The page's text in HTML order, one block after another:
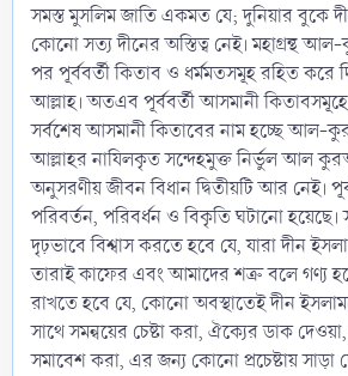
সমস্ত মুসলিম জাতি একমত যে; দুনিয়ার বুকে
কোনো সত্য দীনের অস্তিত্ব নেই। মহাগ্রন্থ
পর পূর্ববর্তী কিতাব ও ধর্মমতসমূহ রহিত করে
আল্লাহ। অতএব পূর্ববর্তী আসমানী
সর্বশেষ আসমানী কিতাবের নাম হচ্ছে
আল্লাহর নাযিলকৃত সন্দেহমুক্ত নির্ভুল আল
অনুসরণীয় জীবন বিধান দ্বিতীয়টি আর নেই।
পরিবর্তন, পরিবর্ধন ও বিকৃতি ঘটানো
দৃঢ়ভাবে বিশ্বাস করতে হবে যে, যারা দীন
তারাই কাফের এবং আমাদের শত্রু বলে গণ্য
রাখতে হবে যে, কোনো অবস্থাতেই দীন
সাথে সমন্বয়ের চেষ্টা করা, ঐক্যের ডাক
সমাবেশ করা, এর জন্য কোনো প্রচেষ্টায় সাড়া